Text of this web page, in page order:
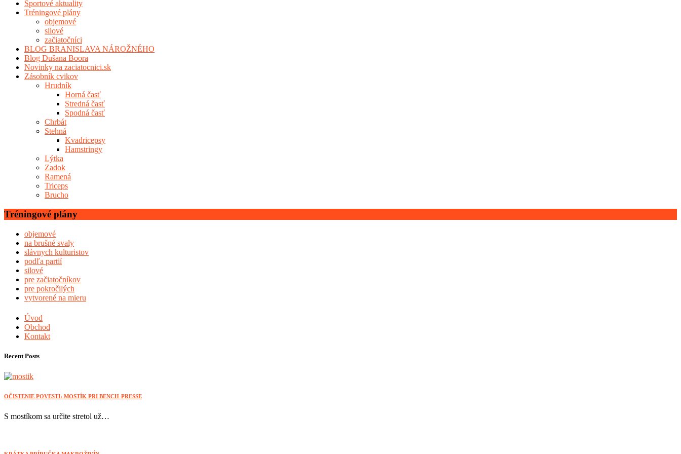
Športové aktuality
Tréningové plány
objemové
silové
začiatočníci
BLOG BRANISLAVA NÁROŽNÉHO
Blog Dušana Boora
Novinky na zaciatocnici.sk
Zásobník cvikov
Hrudník
Horná časť
Stredná časť
Spodná časť
Chrbát
Stehná
Kvadricepsy
Hamstringy
Lýtka
Zadok
Ramená
Triceps
Brucho
Tréningové plány
objemové
na brušné svaly
slávnych kulturistov
podľa partií
silové
pre začiatočníkov
pre pokročilých
vytvorené na mieru
Úvod
Obchod
Kontakt
Recent Posts
OČISTENIE POVESTI: MOSTÍK PRI BENCH-PRESSE
S mostíkom sa určite stretol už…